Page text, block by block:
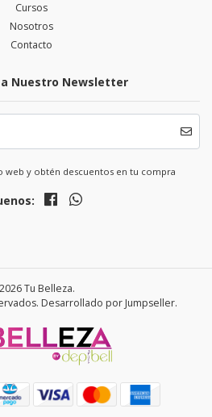
Cursos
Nosotros
Contacto
Nuestro Newsletter
web y obtén descuentos en tu compra
Tu Belleza.
Desarrollado por Jumpseller.